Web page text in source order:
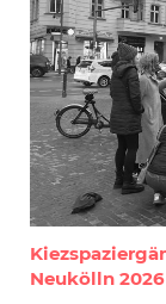
Neukölln 2026